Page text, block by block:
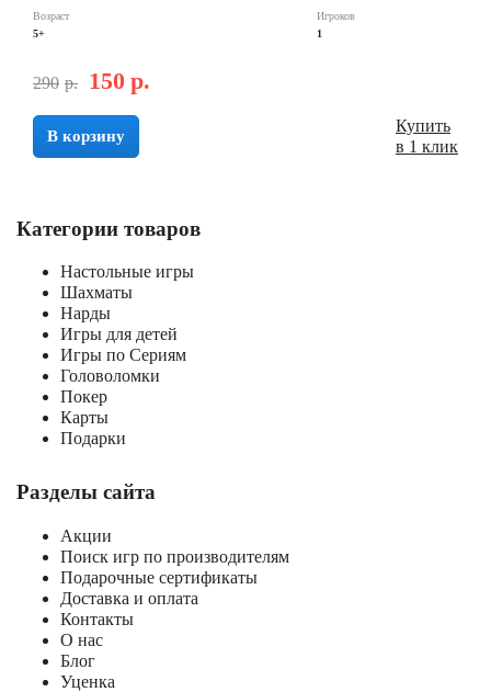
Возраст
5+
Игроков
1
290 р. 150 р.
В корзину
Купить
в 1 клик
Категории товаров
Настольные игры
Шахматы
Нарды
Игры для детей
Игры по Сериям
Головоломки
Покер
Карты
Подарки
Разделы сайта
Акции
Поиск игр по производителям
Подарочные сертификаты
Доставка и оплата
Контакты
О нас
Блог
Уценка